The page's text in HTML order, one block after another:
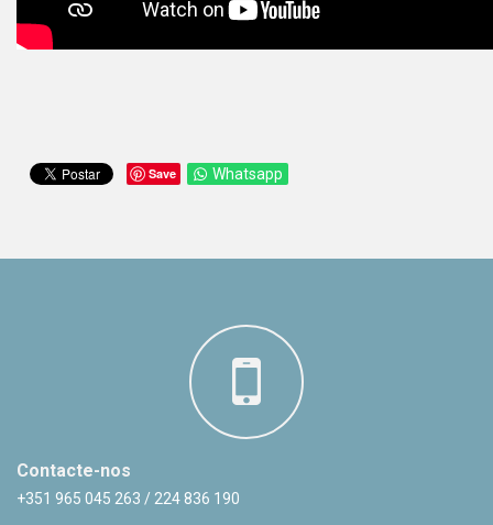
Save Whatsapp
Contacte-nos
+351 965 045 263 / 224 836 190